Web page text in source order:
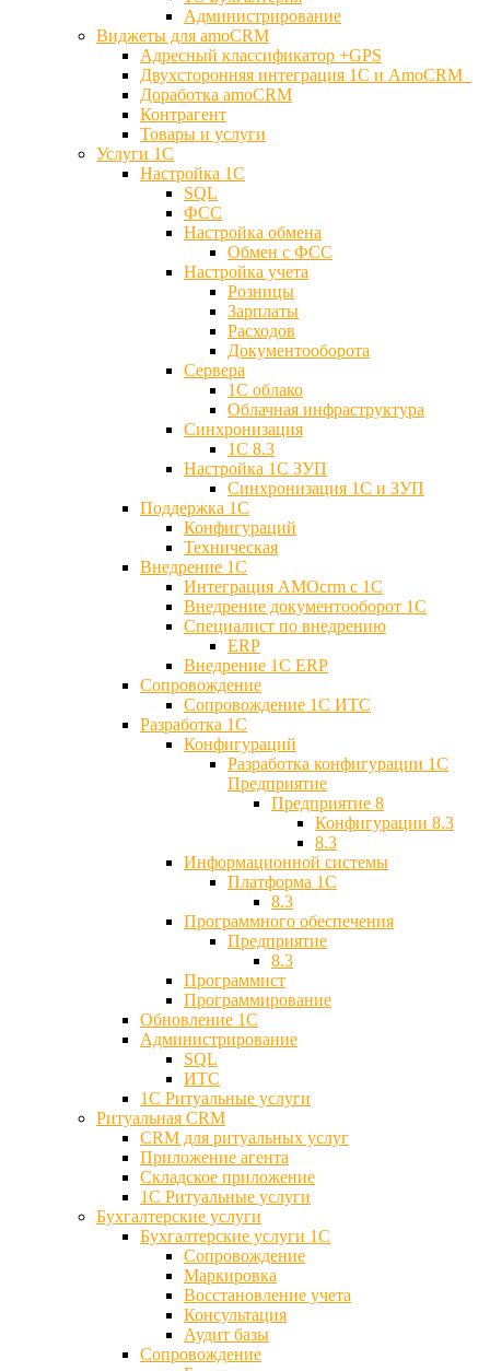
Администрирование
Виджеты для amoCRM
Адресный классификатор +GPS
Двухсторонняя интеграция 1С и AmoCRM
Доработка amoCRM
Контрагент
Товары и услуги
Услуги 1С
Настройка 1С
SQL
ФСС
Настройка обмена
Обмен с ФСС
Настройка учета
Розницы
Зарплаты
Расходов
Документооборота
Сервера
1С облако
Облачная инфраструктура
Синхронизация
1С 8.3
Настройка 1С ЗУП
Синхронизация 1С и ЗУП
Поддержка 1С
Конфигураций
Техническая
Внедрение 1С
Интеграция AMOcrm с 1C
Внедрение документооборот 1С
Специалист по внедрению
ERP
Внедрение 1С ERP
Cопровождение
Cопровождение 1С ИТС
Разработка 1C
Конфигураций
Разработка конфигурации 1С
Предприятие
Предприятие 8
Конфигурации 8.3
8.3
Информационной системы
Платформа 1С
8.3
Программного обеспечения
Предприятие
8.3
Программист
Программирование
Обновление 1С
Администрирование
SQL
ИТС
1С Ритуальные услуги
Ритуальная CRM
CRM для ритуальных услуг
Приложение агента
Складское приложение
1С Ритуальные услуги
Бухгалтерские услуги
Бухгалтерские услуги 1С
Сопровождение
Маркировка
Восстановление учета
Консультация
Аудит базы
Cопровождение